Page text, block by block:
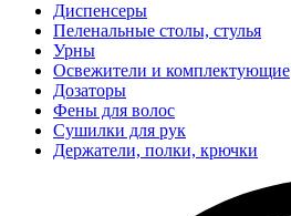
Диспенсеры
Пеленальные столы, стулья
Урны
Освежители и комплектующие
Дозаторы
Фены для волос
Сушилки для рук
Держатели, полки, крючки